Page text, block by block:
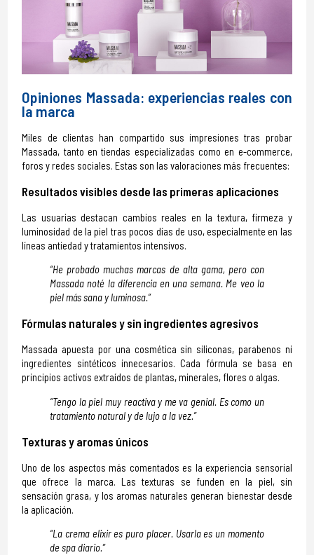
Opiniones Massada: experiencias reales con
la marca
Miles de clientas han compartido sus impresiones tras probar
Massada, tanto en tiendas especializadas como en e-commerce,
foros y redes sociales. Estas son las valoraciones más frecuentes:
Resultados visibles desde las primeras aplicaciones
Las usuarias destacan cambios reales en la textura, firmeza y
luminosidad de la piel tras pocos días de uso, especialmente en las
líneas antiedad y tratamientos intensivos.
“He probado muchas marcas de alta gama, pero con
Massada noté la diferencia en una semana. Me veo la
piel más sana y luminosa.”
Fórmulas naturales y sin ingredientes agresivos
Massada apuesta por una cosmética sin siliconas, parabenos ni
ingredientes sintéticos innecesarios. Cada fórmula se basa en
principios activos extraídos de plantas, minerales, flores o algas.
“Tengo la piel muy reactiva y me va genial. Es como un
tratamiento natural y de lujo a la vez.”
Texturas y aromas únicos
Uno de los aspectos más comentados es la experiencia sensorial
que ofrece la marca. Las texturas se funden en la piel, sin
sensación grasa, y los aromas naturales generan bienestar desde
la aplicación.
“La crema elixir es puro placer. Usarla es un momento
de spa diario.”